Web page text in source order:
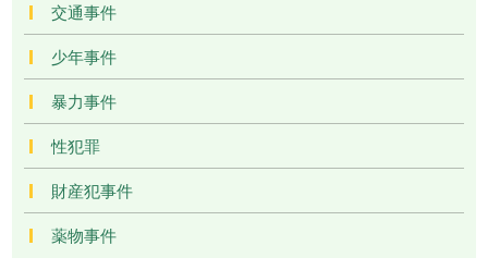
交通事件
少年事件
暴力事件
性犯罪
財産犯事件
薬物事件